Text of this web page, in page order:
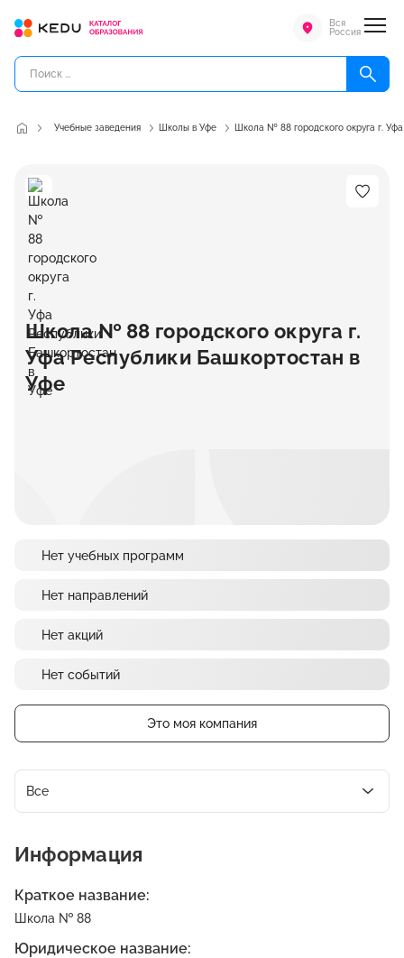
Вся
Россия
Учебные заведения Школы в Уфе Школа № 88 городского округа г.
Школа № 88 городского округа г.
Уфа Республики Башкортостан в
Уфе
Нет учебных программ
Нет направлений
Нет акций
Нет событий
Это моя компания
Все
Информация
Краткое название:
Школа № 88
Юридическое название: